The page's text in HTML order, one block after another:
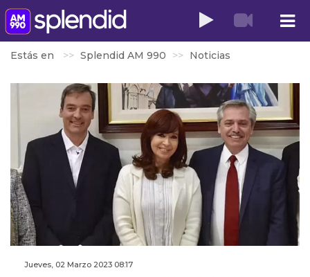
Estás en Splendid AM 990 Noticias
Jueves, 02 Marzo 2023 08:17